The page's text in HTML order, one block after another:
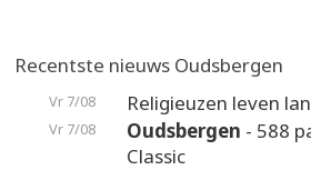
Recentste nieuws Oudsbergen
Vr 7/08 Religieuzen leven
Vr 7/08 Oudsbergen - 588
Classic